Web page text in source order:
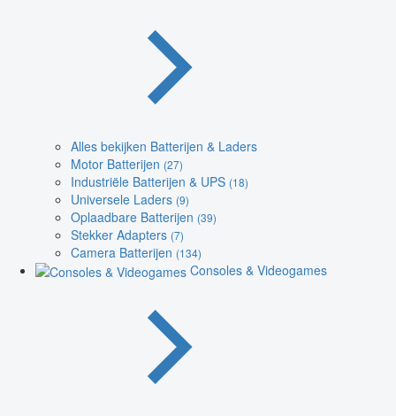
Alles bekijken Batterijen & Laders
Motor Batterijen (27)
Industriële Batterijen & UPS (18)
Universele Laders (9)
Oplaadbare Batterijen (39)
Stekker Adapters (7)
Camera Batterijen (134)
Consoles & Videogames